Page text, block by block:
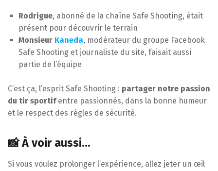
Rodrigue, abonné de la chaîne Safe Shooting, était
présent pour découvrir le terrain
Monsieur Kaneda, modérateur du groupe Facebook
Safe Shooting et journaliste du site, faisait aussi
partie de l’équipe
C’est ça, l’esprit Safe Shooting : partager notre passion
du tir sportifentre passionnés, dans la bonne humeur
et le respect des règles de sécurité.
📸 À voir aussi…
Si vous voulez prolonger l’expérience, allez jeter un œil